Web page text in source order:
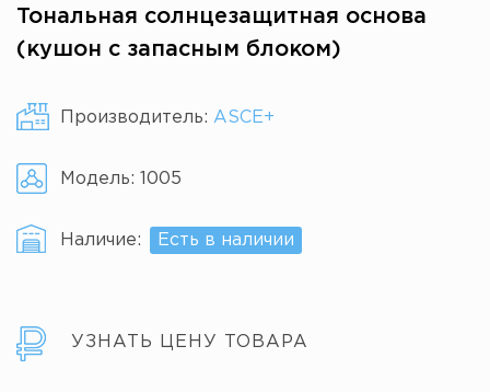
Тональная солнцезащитная основа
(кушон с запасным блоком)
Производитель: ASCE+
Модель: 1005
Наличие: Есть в наличии
УЗНАТЬ ЦЕНУ ТОВАРА